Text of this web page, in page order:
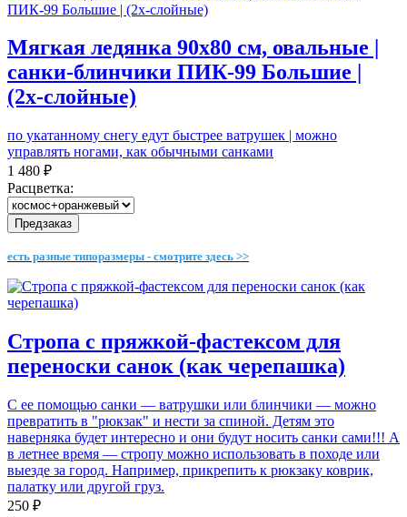
Мягкая ледянка 90х80 см, овальные |
санки-блинчики ПИК-99 Большие |
(2х-слойные)
по укатанному снегу едут быстрее ватрушек | можно
управлять ногами, как обычными санками
1 480 ₽
Расцветка:
Предзаказ
есть разные типоразмеры - смотрите здесь >>
Стропа с пряжкой-фастексом для
переноски санок (как черепашка)
С ее помощью санки — ватрушки или блинчики — можно
превратить в "рюкзак" и нести за спиной. Детям это
наверняка будет интересно и они будут носить санки сами!!! А
в летнее время — стропу можно использовать в походе или
выезде за город. Например, прикрепить к рюкзаку коврик,
палатку или другой груз.
250 ₽